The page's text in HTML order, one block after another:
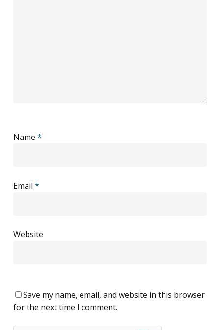
Name *
Email *
Website
Save my name, email, and website in this browser
for the next time I comment.